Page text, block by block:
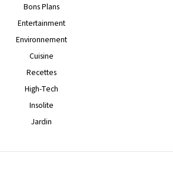
Bons Plans
Entertainment
Environnement
Cuisine
Recettes
High-Tech
Insolite
Jardin